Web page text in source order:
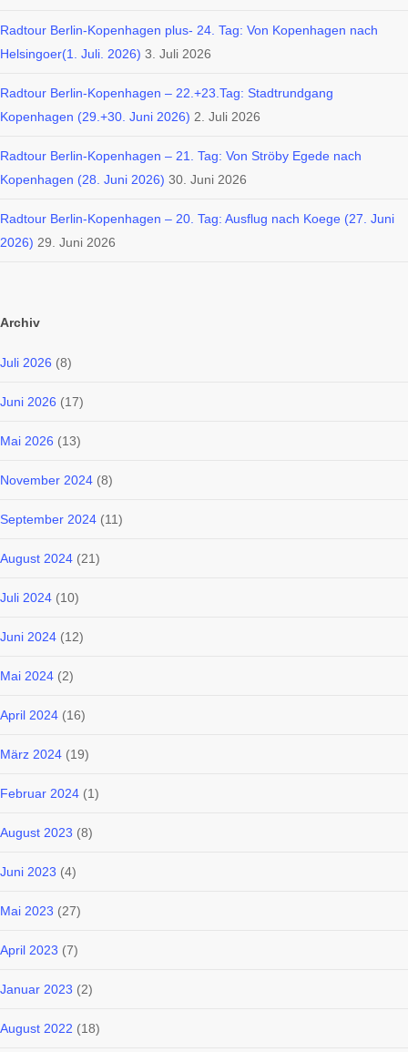
Radtour Berlin-Kopenhagen plus- 24. Tag: Von Kopenhagen nach
Helsingoer(1. Juli. 2026) 3. Juli 2026
Radtour Berlin-Kopenhagen – 22.+23.Tag: Stadtrundgang
Kopenhagen (29.+30. Juni 2026) 2. Juli 2026
Radtour Berlin-Kopenhagen – 21. Tag: Von Ströby Egede nach
Kopenhagen (28. Juni 2026) 30. Juni 2026
Radtour Berlin-Kopenhagen – 20. Tag: Ausflug nach Koege (27. Juni
2026) 29. Juni 2026
Archiv
Juli 2026 (8)
Juni 2026 (17)
Mai 2026 (13)
November 2024 (8)
September 2024 (11)
August 2024 (21)
Juli 2024 (10)
Juni 2024 (12)
Mai 2024 (2)
April 2024 (16)
März 2024 (19)
Februar 2024 (1)
August 2023 (8)
Juni 2023 (4)
Mai 2023 (27)
April 2023 (7)
Januar 2023 (2)
August 2022 (18)